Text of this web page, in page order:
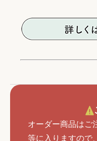
オーダー商品はご
等に入りますので、